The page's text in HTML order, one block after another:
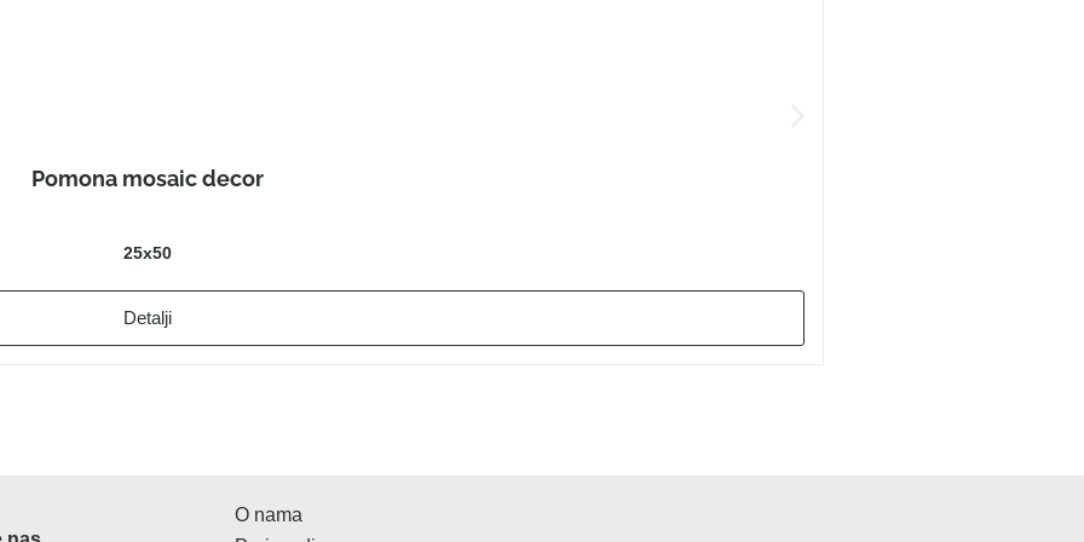
Pomona mosaic decor
25x50
Detalji
O nama